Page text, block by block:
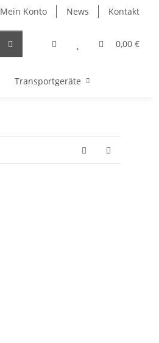
Mein Konto News Kontakt
0,00 €
Transportgeräte